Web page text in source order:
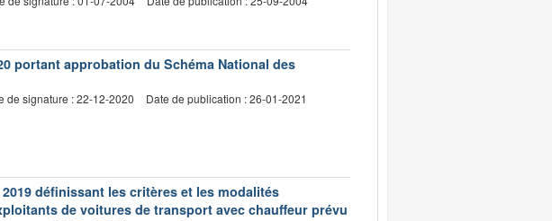
portant approbation du Schéma National des
de signature : 22-12-2020 Date de publication : 26-01-2021
définissant les critères et les modalités
de voitures de transport avec chauffeur prévu